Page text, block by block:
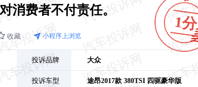
1分
消费者不付责任。
收藏 小程序上浏览
投诉品牌 大众
投诉车型 途昂2017款 380TSI 四驱豪华版